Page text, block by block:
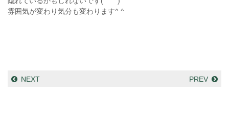
雰囲気が変わり気分も変わります^ ^
NEXT PREV